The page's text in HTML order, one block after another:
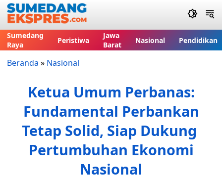
Sumedang
Raya
Peristiwa
Jawa
Barat
Nasional Pendidikan
Beranda » Nasional
Ketua Umum Perbanas:
Fundamental Perbankan
Tetap Solid, Siap Dukung
Pertumbuhan Ekonomi
Nasional